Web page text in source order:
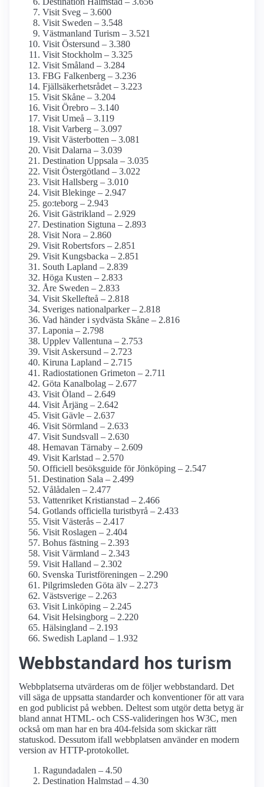
Visit Sveg – 3.600
Visit Sweden – 3.548
Västmanland Turism – 3.521
Visit Östersund – 3.380
Visit Stockholm – 3.325
Visit Småland – 3.284
FBG Falkenberg – 3.236
Fjällsäkerhetsrådet – 3.223
Visit Skåne – 3.204
Visit Örebro – 3.140
Visit Umeå – 3.119
Visit Varberg – 3.097
Visit Västerbotten – 3.081
Visit Dalarna – 3.039
Destination Uppsala – 3.035
Visit Östergötland – 3.022
Visit Hallsberg – 3.010
Visit Blekinge – 2.947
go:teborg – 2.943
Visit Gästrikland – 2.929
Destination Sigtuna – 2.893
Visit Nora – 2.860
Visit Robertsfors – 2.851
Visit Kungsbacka – 2.851
South Lapland – 2.839
Höga Kusten – 2.833
Åre Sweden – 2.833
Visit Skellefteå – 2.818
Sveriges nationalparker – 2.818
Vad händer i sydvästa Skåne – 2.816
Laponia – 2.798
Upplev Vallentuna – 2.753
Visit Askersund – 2.723
Kiruna Lapland – 2.715
Radiostationen Grimeton – 2.711
Göta Kanalbolag – 2.677
Visit Öland – 2.649
Visit Årjäng – 2.642
Visit Gävle – 2.637
Visit Sörmland – 2.633
Visit Sundsvall – 2.630
Hemavan Tärnaby – 2.609
Visit Karlstad – 2.570
Officiell besöksguide för Jönköping – 2.547
Destination Sala – 2.499
Vålådalen – 2.477
Vattenriket Kristianstad – 2.466
Gotlands officiella turistbyrå – 2.433
Visit Västerås – 2.417
Visit Roslagen – 2.404
Bohus fästning – 2.393
Visit Värmland – 2.343
Visit Halland – 2.302
Svenska Turistföreningen – 2.290
Pilgrimsleden Göta älv – 2.273
Västsverige – 2.263
Visit Linköping – 2.245
Visit Helsingborg – 2.220
Hälsingland – 2.193
Swedish Lapland – 1.932
Webbstandard hos turism
Webbplatserna utvärderas om de följer webbstandard. Det
vill säga de uppsatta standarder och konventioner för att vara
en god publicist på webben. Deltest som utgör detta betyg är
bland annat HTML- och CSS-valideringen hos W3C, men
också om man har en bra 404-felsida som skickar rätt
statuskod. Dessutom ifall webbplatsen använder en modern
version av HTTP-protokollet.
Ragundadalen – 4.50
Destination Halmstad – 4.30